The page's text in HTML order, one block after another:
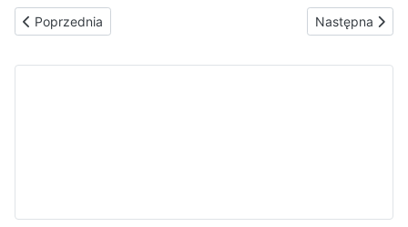
Poprzednia strona: koncert harfowy
Poprzednia Następna
Następna